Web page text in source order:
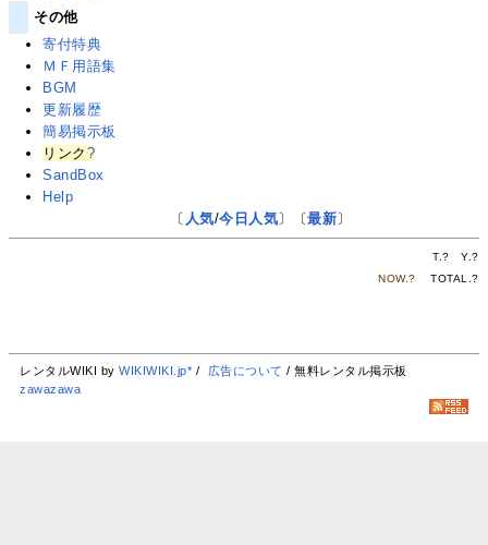
その他
寄付特典
ＭＦ用語集
BGM
更新履歴
簡易掲示板
リンク ?
SandBox
Help
〔 人気/今日人気〕〔最新〕
T.? Y.?
NOW.? TOTAL.?
レンタルWIKI byWIKIWIKI.jp* / 広告について / 無料レンタル掲示板
zawazawa